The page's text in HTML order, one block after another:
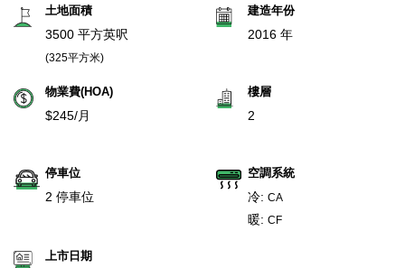
土地面積
3500 平方英呎
(325平方米)
建造年份
2016 年
物業費(HOA)
$245/月
樓層
2
停車位
2 停車位
空調系統
冷: CA
暖: CF
上市日期